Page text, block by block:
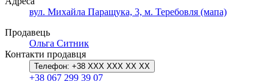
вул. Михайла Паращука, 3, м. Теребовля (мапа)
Продавець
Ольга Ситник
Контакти продавця
Телефон: +38 XXX XXX XX XX
+38 067 299 39 07